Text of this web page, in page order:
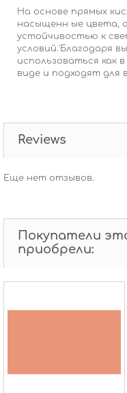
На основе прямых
насыщенн ые цвета,
устойчивостью к
условий.'Благодаря
использоваться как
виде и подходят для
Reviews
Еще нет отзывов.
Покупатели
приобрели: